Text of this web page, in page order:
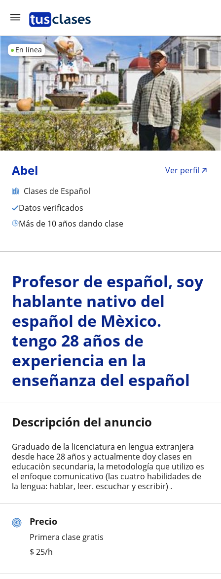
En línea
Abel
Ver perfil
Clases de Español
Datos verificados
más de 10 años dando clase
Precio
Primera clase gratis
$ 25/h
Profesor de español, soy
hablante nativo del
español de Mèxico.
tengo 28 años de
experiencia en la
enseñanza del español
Descripción del anuncio
Graduado de la licenciatura en lengua extranjera
desde hace 28 años y actualmente doy clases en
educaciòn secundaria, la metodología que utilizo es
el enfoque comunicativo (las cuatro habilidades de
la lengua: hablar, leer. escuchar y escribir) .